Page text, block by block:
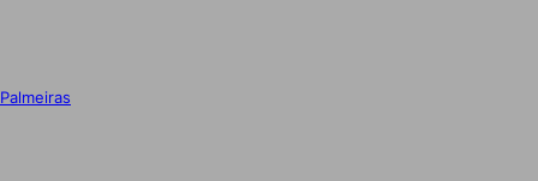
Palmeiras